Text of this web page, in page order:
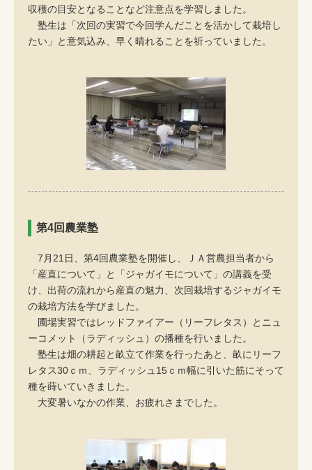
収穫の目安となることなど注意点を学習しました。
塾生は「次回の実習で今回学んだことを活かして栽培し
たい」と意気込み、早く晴れることを祈っていました。
第4回農業塾
7月21日、第4回農業塾を開催し、ＪＡ営農担当者から
「産直について」と「ジャガイモについて」の講義を受
け、出荷の流れから産直の魅力、次回栽培するジャガイモ
の栽培方法を学びました。
圃場実習ではレッドファイアー（リーフレタス）とニュ
ーコメット（ラディッシュ）の播種を行いました。
塾生は畑の耕起と畝立て作業を行ったあと、畝にリーフ
レタス30ｃｍ、ラディッシュ15ｃｍ幅に引いた筋にそって
種を蒔いていきました。
大変暑いなかの作業、お疲れさまでした。